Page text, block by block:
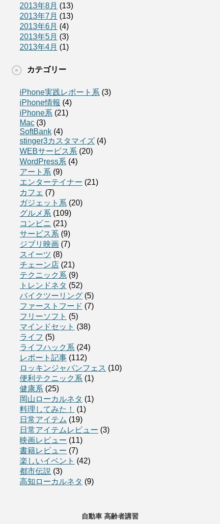
2013年8月 (13)
2013年7月 (13)
2013年6月 (4)
2013年5月 (3)
2013年4月 (1)
カテゴリー
iPhone実践レポート系 (3)
iPhone情報 (4)
iPhone系 (21)
Mac (3)
SoftBank (4)
stinger3カスタマイズ (4)
WEBサービス系 (20)
WordPress系 (4)
アート系 (9)
エンターテイナー (21)
カフェ (7)
ガジェット系 (20)
グルメ系 (109)
コンビニ (21)
サービス系 (9)
ジブリ映画 (7)
スイーツ (8)
チェーン店 (21)
テクニック系 (9)
トレンドネタ (52)
バイクツーリング (5)
ファーストフード (7)
フリーソフト (5)
マインドセット (38)
ライフ (5)
ライフハック系 (24)
レポート記事 (112)
ロッキンジャパンフェス (10)
便利テクニック系 (1)
健康系 (25)
岡山ローカルネタ (1)
料理してみた！
(1)
日常アイテム (19)
日常アイテムレビュー (3)
映画レビュー (11)
書籍レビュー (7)
楽しいイベント (42)
都市伝説 (3)
高知ローカルネタ (9)
自動車 高齢者講習